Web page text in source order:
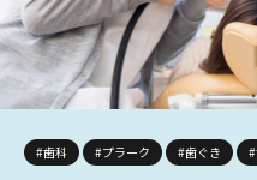
#歯科 #プラーク #歯ぐき